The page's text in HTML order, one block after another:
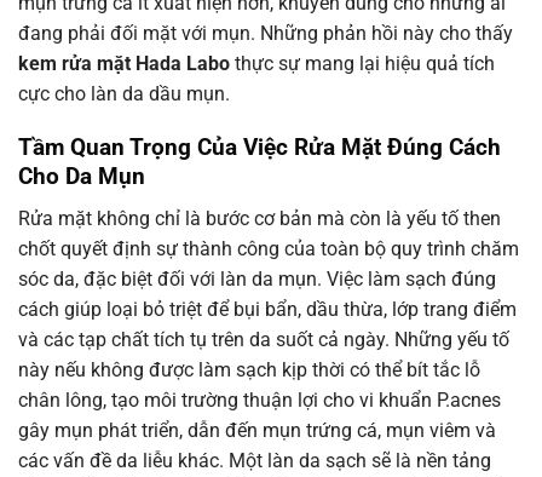
đang phải đối mặt với mụn. Những phản hồi này cho thấy
kem rửa mặt Hada Labo thực sự mang lại hiệu quả tích
cực cho làn da dầu mụn.
Tầm Quan Trọng Của Việc Rửa Mặt Đúng Cách
Cho Da Mụn
Rửa mặt không chỉ là bước cơ bản mà còn là yếu tố then
chốt quyết định sự thành công của toàn bộ quy trình chăm
sóc da, đặc biệt đối với làn da mụn. Việc làm sạch đúng
cách giúp loại bỏ triệt để bụi bẩn, dầu thừa, lớp trang điểm
và các tạp chất tích tụ trên da suốt cả ngày. Những yếu tố
này nếu không được làm sạch kịp thời có thể bít tắc lỗ
chân lông, tạo môi trường thuận lợi cho vi khuẩn P.acnes
gây mụn phát triển, dẫn đến mụn trứng cá, mụn viêm và
các vấn đề da liễu khác. Một làn da sạch sẽ là nền tảng